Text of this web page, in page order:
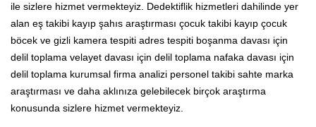
ile sizlere hizmet vermekteyiz. Dedektiflik hizmetleri dahilinde yer
alan eş takibi kayıp şahıs araştırması çocuk takibi kayıp çocuk
böcek ve gizli kamera tespiti adres tespiti boşanma davası için
delil toplama velayet davası için delil toplama nafaka davası için
delil toplama kurumsal firma analizi personel takibi sahte marka
araştırması ve daha aklınıza gelebilecek birçok araştırma
konusunda sizlere hizmet vermekteyiz.